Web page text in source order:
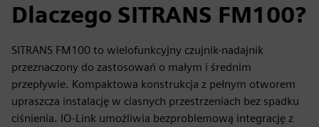
Dlaczego SITRANS FM100?
SITRANS FM100 to wielofunkcyjny czujnik-nadajnik
przeznaczony do zastosowań o małym i średnim
przepływie. Kompaktowa konstrukcja z pełnym otworem
upraszcza instalację w ciasnych przestrzeniach bez spadku
ciśnienia. IO-Link umożliwia bezproblemową integrację z